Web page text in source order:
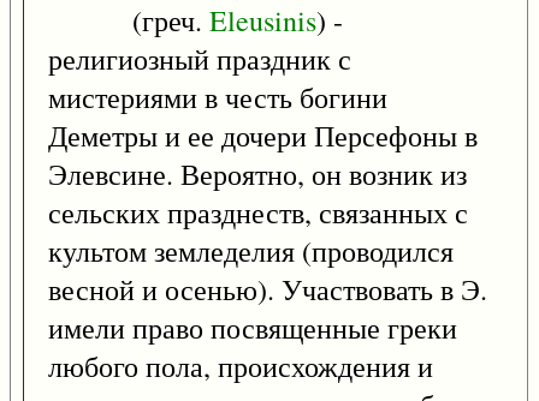
(греч. Eleusinis) -
религиозный праздник с
мистериями в честь богини
Деметры и ее дочери Персефоны в
Элевсине. Вероятно, он возник из
сельских празднеств, связанных с
культом земледелия (проводился
весной и осенью). Участвовать в Э.
имели право посвященные греки
любого пола, происхождения и